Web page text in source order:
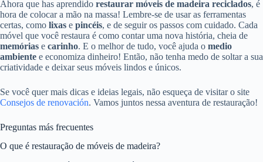
Ahora que has aprendido restaurar móveis de madeira reciclados, é
hora de colocar a mão na massa! Lembre-se de usar as ferramentas
certas, como lixas e pincéis, e de seguir os passos com cuidado. Cada
móvel que você restaura é como contar uma nova história, cheia de
memórias e carinho. E o melhor de tudo, você ajuda o medio
ambiente e economiza dinheiro! Então, não tenha medo de soltar a sua
criatividade e deixar seus móveis lindos e únicos.
Se você quer mais dicas e ideias legais, não esqueça de visitar o site
Consejos de renovación. Vamos juntos nessa aventura de restauração!
Preguntas más frecuentes
O que é restauração de móveis de madeira?